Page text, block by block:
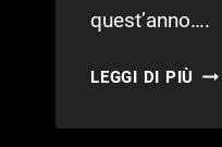
quest’anno….
LEGGI DI PIÙ TCL
20,